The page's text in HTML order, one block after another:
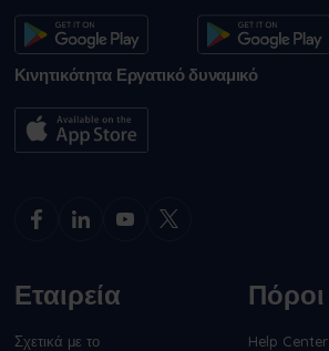
Κινητικότητα Εργατικό δυναμικό
Εταιρεία
Σχετικά με το
Πόροι
Help Center